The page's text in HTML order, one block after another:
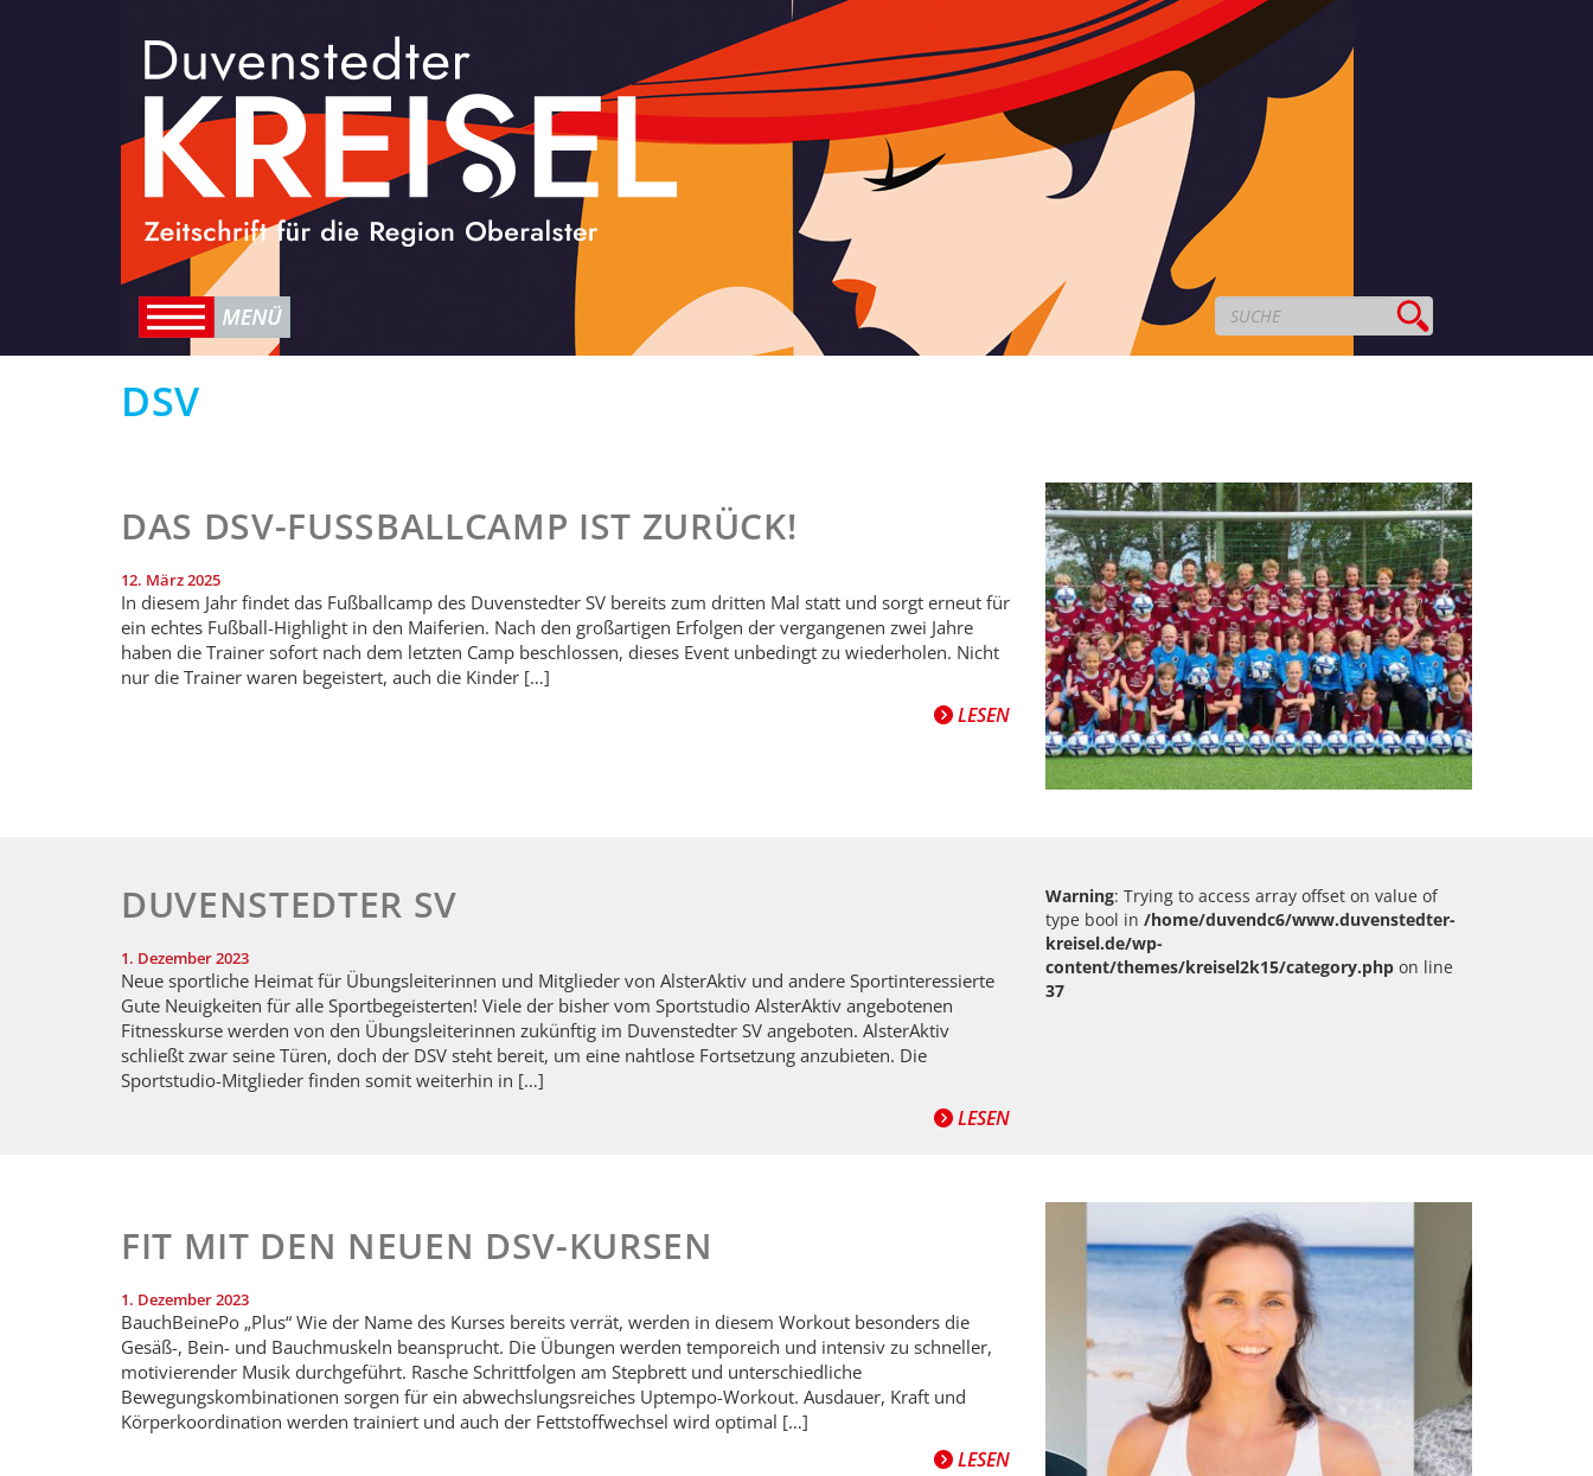
DSV
DAS DSV-FUSSBALLCAMP IST ZURÜCK!
12. März 2025
In diesem Jahr findet das Fußballcamp des Duvenstedter SV bereits zum dritten Mal statt und sorgt erneut für
ein echtes Fußball-Highlight in den Maiferien. Nach den großartigen Erfolgen der vergangenen zwei Jahre
haben die Trainer sofort nach dem letzten Camp beschlossen, dieses Event unbedingt zu wiederholen. Nicht
nur die Trainer waren begeistert, auch die Kinder […]
LESEN
DUVENSTEDTER SV
1. Dezember 2023
Neue sportliche Heimat für Übungsleiterinnen und Mitglieder von AlsterAktiv und andere Sportinteressierte
Gute Neuigkeiten für alle Sportbegeisterten! Viele der bisher vom Sportstudio AlsterAktiv angebotenen
Fitnesskurse werden von den Übungsleiterinnen zukünftig im Duvenstedter SV angeboten. AlsterAktiv
schließt zwar seine Türen, doch der DSV steht bereit, um eine nahtlose Fortsetzung anzubieten. Die
Sportstudio-Mitglieder finden somit weiterhin in […]
LESEN
Warning: Trying to access array offset on value of
type bool in /home/duvendc6/www.duvenstedter-
kreisel.de/wp-
content/themes/kreisel2k15/category.php on line
37
FIT MIT DEN NEUEN DSV-KURSEN
1. Dezember 2023
BauchBeinePo „Plus“ Wie der Name des Kurses bereits verrät, werden in diesem Workout besonders die
Gesäß-, Bein- und Bauchmuskeln beansprucht. Die Übungen werden temporeich und intensiv zu schneller,
motivierender Musik durchgeführt. Rasche Schrittfolgen am Stepbrett und unterschiedliche
Bewegungskombinationen sorgen für ein abwechslungsreiches Uptempo-Workout. Ausdauer, Kraft und
Körperkoordina­tion werden trainiert und auch der Fettstoffwechsel wird optimal […]
LESEN